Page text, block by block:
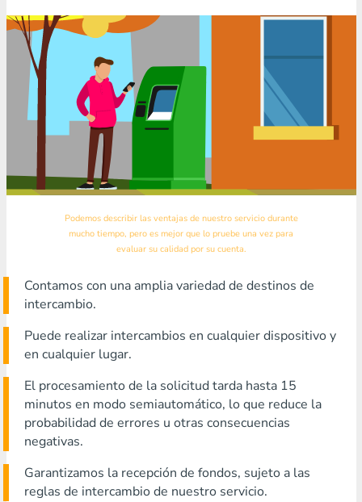
Podemos describir las ventajas de nuestro servicio durante
mucho tiempo, pero es mejor que lo pruebe una vez para
evaluar su calidad por su cuenta.
Contamos con una amplia variedad de destinos de
intercambio.
Puede realizar intercambios en cualquier dispositivo y
en cualquier lugar.
El procesamiento de la solicitud tarda hasta 15
minutos en modo semiautomático, lo que reduce la
probabilidad de errores u otras consecuencias
negativas.
Garantizamos la recepción de fondos, sujeto a las
reglas de intercambio de nuestro servicio.